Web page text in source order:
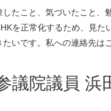
たこと、気づいたこと
を正常化するため、見
たいです。私への連絡先
議院議員 浜